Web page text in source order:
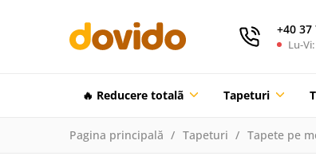
+40 37
Lu-
🔥 Reducere totalã Tapeturi
Pagina principală Tapeturi Tapete pe